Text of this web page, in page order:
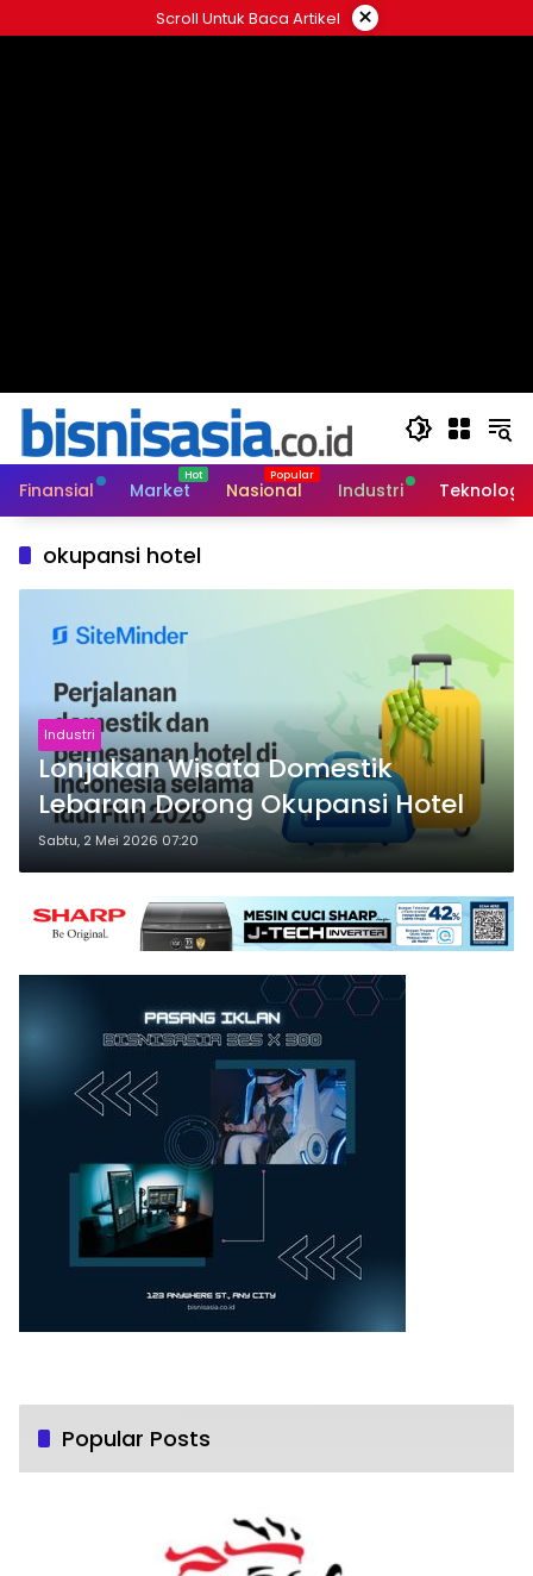
ke
Scroll Untuk Baca Artikel ×
Finansial Market Nasional Industri Teknologi
okupansi hotel
Industri
Lonjakan Wisata Domestik
Lebaran Dorong Okupansi Hotel
Sabtu, 2 Mei 2026 07:20
Popular Posts